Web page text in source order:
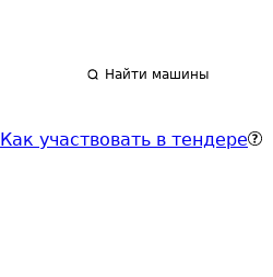
Найти машины
Как участвовать в тендере